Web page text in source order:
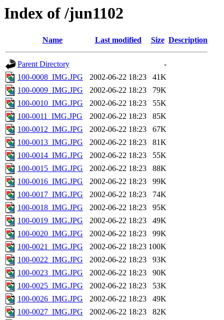
Index of /jun1102
Name Last modified Size Description
Parent Directory
-
100-0008_IMG.JPG
2002-06-22 18:23
41K
100-0009_IMG.JPG
2002-06-22 18:23
79K
100-0010_IMG.JPG
2002-06-22 18:23
55K
100-0011_IMG.JPG
2002-06-22 18:23
85K
100-0012_IMG.JPG
2002-06-22 18:23
67K
100-0013_IMG.JPG
2002-06-22 18:23
81K
100-0014_IMG.JPG
2002-06-22 18:23
55K
100-0015_IMG.JPG
2002-06-22 18:23
88K
100-0016_IMG.JPG
2002-06-22 18:23
99K
100-0017_IMG.JPG
2002-06-22 18:23
74K
100-0018_IMG.JPG
2002-06-22 18:23
95K
100-0019_IMG.JPG
2002-06-22 18:23
49K
100-0020_IMG.JPG
2002-06-22 18:23
99K
100-0021_IMG.JPG
2002-06-22 18:23 100K
100-0022_IMG.JPG
2002-06-22 18:23
93K
100-0023_IMG.JPG
2002-06-22 18:23
90K
100-0025_IMG.JPG
2002-06-22 18:23
53K
100-0026_IMG.JPG
2002-06-22 18:23
49K
100-0027_IMG.JPG
2002-06-22 18:23
82K